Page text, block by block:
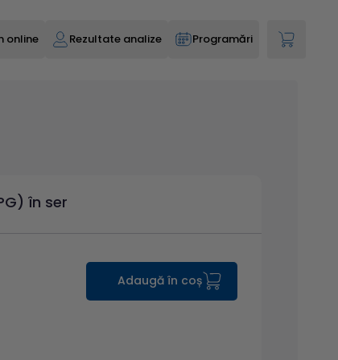
online Rezultate analize Programări
în ser
Adaugă în coș